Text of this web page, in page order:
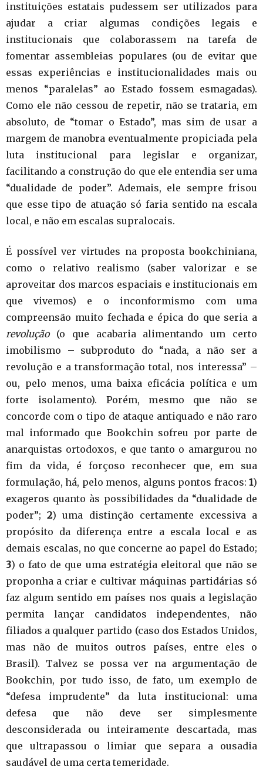
instituições estatais pudessem ser utilizados para
ajudar a criar algumas condições legais e
institucionais que colaborassem na tarefa de
fomentar assembleias populares (ou de evitar que
essas experiências e institucionalidades mais ou
menos “paralelas” ao Estado fossem esmagadas).
Como ele não cessou de repetir, não se trataria, em
absoluto, de “tomar o Estado”, mas sim de usar a
margem de manobra eventualmente propiciada pela
luta institucional para legislar e organizar,
facilitando a construção do que ele entendia ser uma
“dualidade de poder”. Ademais, ele sempre frisou
que esse tipo de atuação só faria sentido na escala
local, e não em escalas supralocais.
É possível ver virtudes na proposta bookchiniana,
como o relativo realismo (saber valorizar e se
aproveitar dos marcos espaciais e institucionais em
que vivemos) e o inconformismo com uma
compreensão muito fechada e épica do que seria a
revolução(o que acabaria alimentando um certo
imobilismo – subproduto do “nada, a não ser a
revolução e a transformação total, nos interessa” –
ou, pelo menos, uma baixa eficácia política e um
forte isolamento). Porém, mesmo que não se
concorde com o tipo de ataque antiquado e não raro
mal informado que Bookchin sofreu por parte de
anarquistas ortodoxos, e que tanto o amargurou no
fim da vida, é forçoso reconhecer que, em sua
formulação, há, pelo menos, alguns pontos fracos: 1)
exageros quanto às possibilidades da “dualidade de
poder”;2) uma distinção certamente excessiva a
propósito da diferença entre a escala local e as
demais escalas, no que concerne ao papel do Estado;
3) o fato de que uma estratégia eleitoral que não se
proponha a criar e cultivar máquinas partidárias só
faz algum sentido em países nos quais a legislação
permita lançar candidatos independentes, não
filiados a qualquer partido (caso dos Estados Unidos,
mas não de muitos outros países, entre eles o
Brasil). Talvez se possa ver na argumentação de
Bookchin, por tudo isso, de fato, um exemplo de
“defesa imprudente” da luta institucional: uma
defesa que não deve ser simplesmente
desconsiderada ou inteiramente descartada, mas
que ultrapassou o limiar que separa a ousadia
saudável de uma certa temeridade.